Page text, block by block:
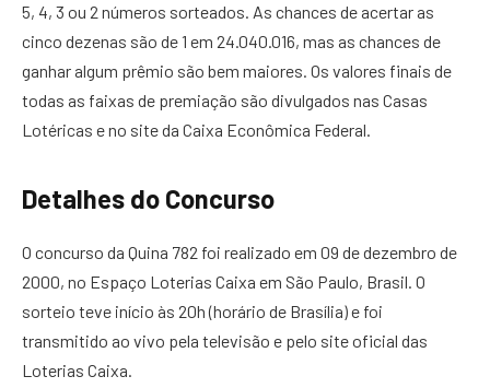
5, 4, 3 ou 2 números sorteados. As chances de acertar as
cinco dezenas são de 1 em 24.040.016, mas as chances de
ganhar algum prêmio são bem maiores. Os valores finais de
todas as faixas de premiação são divulgados nas Casas
Lotéricas e no site da Caixa Econômica Federal.
Detalhes do Concurso
O concurso da Quina 782 foi realizado em 09 de dezembro de
2000, no Espaço Loterias Caixa em São Paulo, Brasil. O
sorteio teve início às 20h (horário de Brasília) e foi
transmitido ao vivo pela televisão e pelo site oficial das
Loterias Caixa.